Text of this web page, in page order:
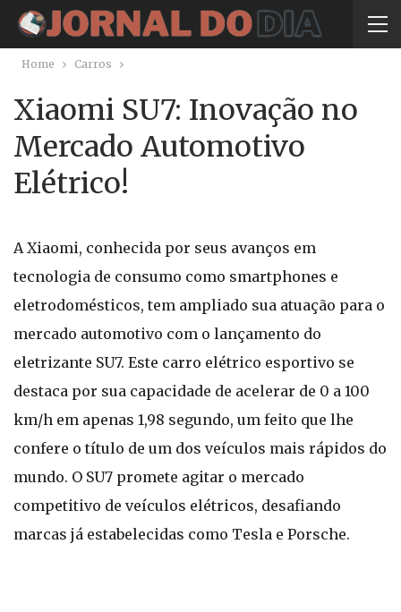
Home Carros
Xiaomi SU7: Inovação no
Mercado Automotivo
Elétrico!
A Xiaomi, conhecida por seus avanços em
tecnologia de consumo como smartphones e
eletrodomésticos, tem ampliado sua atuação para o
mercado automotivo com o lançamento do
eletrizante SU7. Este carro elétrico esportivo se
destaca por sua capacidade de acelerar de 0 a 100
km/h em apenas 1,98 segundo, um feito que lhe
confere o título de um dos veículos mais rápidos do
mundo. O SU7 promete agitar o mercado
competitivo de veículos elétricos, desafiando
marcas já estabelecidas como Tesla e Porsche.